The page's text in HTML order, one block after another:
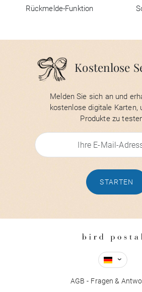
Rückmelde-Funktion
Kostenlose
Melden Sie sich an und
kostenlose digitale Karten,
Produkte zu
STARTEN
AGB Fragen &